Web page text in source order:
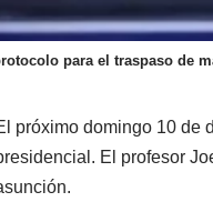
para el traspaso de
próximo domingo 10 de
El profesor